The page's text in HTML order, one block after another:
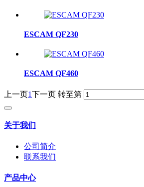
ESCAM QF230
ESCAM QF460
上一页1下一页 转至第
关于我们
公司简介
联系我们
产品中心